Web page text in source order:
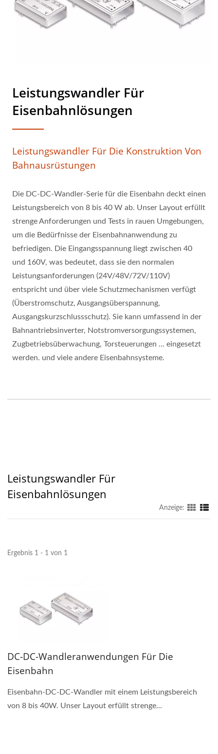
Leistungswandler Für
Eisenbahnlösungen
Leistungswandler Für Die Konstruktion Von
Bahnausrüstungen
Die DC-DC-Wandler-Serie für die Eisenbahn deckt einen
Leistungsbereich von 8 bis 40 W ab. Unser Layout erfüllt
strenge Anforderungen und Tests in rauen Umgebungen,
um die Bedürfnisse der Eisenbahnanwendung zu
befriedigen. Die Eingangsspannung liegt zwischen 40
und 160V, was bedeutet, dass sie den normalen
Leistungsanforderungen (24V/48V/72V/110V)
entspricht und über viele Schutzmechanismen verfügt
(Überstromschutz, Ausgangsüberspannung,
Ausgangskurzschlussschutz). Sie kann umfassend in der
Bahnantriebsinverter, Notstromversorgungssystemen,
Zugbetriebsüberwachung, Torsteuerungen ... eingesetzt
werden. und viele andere Eisenbahnsysteme.
Leistungswandler Für
Eisenbahnlösungen
Anzeige:
Ergebnis 1 - 1 von 1
DC-DC-Wandleranwendungen Für Die
Eisenbahn
Eisenbahn-DC-DC-Wandler mit einem Leistungsbereich
von 8 bis 40W. Unser Layout erfüllt strenge...